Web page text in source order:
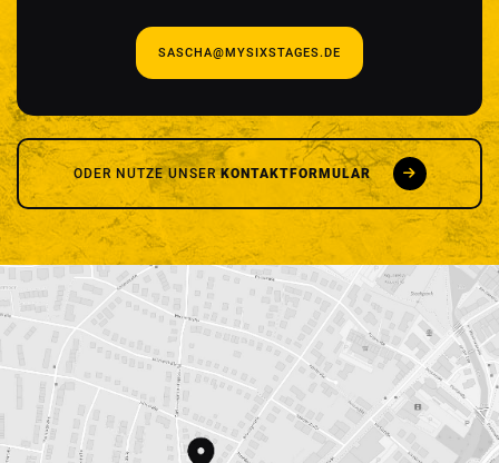
SASCHA@MYSIXSTAGES.DE
ODER NUTZE UNSERKONTAKTFORMULAR
SCHREIB UNS
Vor- und Nachname
E-Mail Adresse